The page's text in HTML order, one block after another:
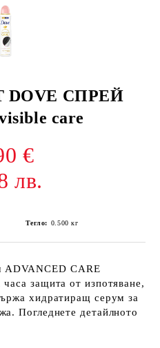
СПРЕЙ
care
€
лв.
Тегло: 0.500 кг
CARE
защита от изпотяване,
хидратиращ серум за
Погледнете детайлното